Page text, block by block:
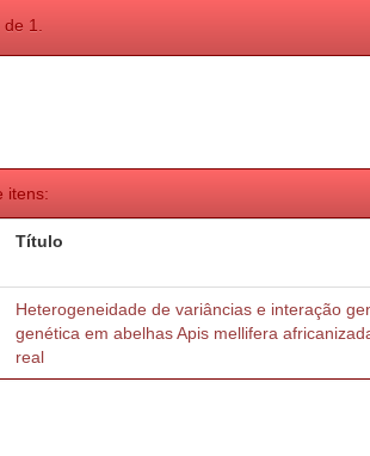
1.
itens:
Título
Heterogeneidade de variâncias e interação
genética em abelhas Apis mellifera
real